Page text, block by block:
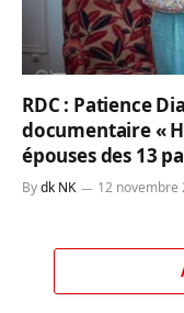
RDC : Patience
documentaire «
épouses des 13
Bydk NK 12 novembre